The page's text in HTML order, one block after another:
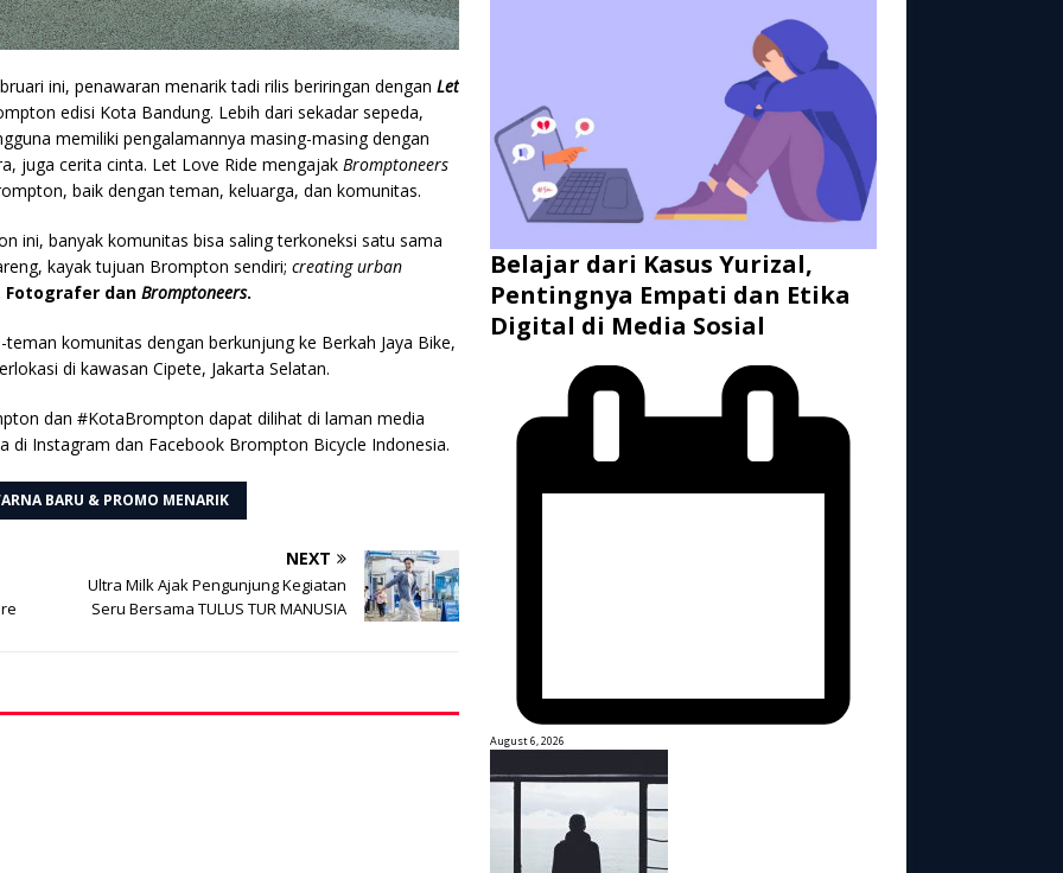
ini, penawaran menarik tadi rilis beriringan dengan Let
edisi Kota Bandung. Lebih dari sekadar sepeda,
memiliki pengalamannya masing-masing dengan
juga cerita cinta. Let Love Ride mengajak Bromptoneers
baik dengan teman, keluarga, dan komunitas.
ini, banyak komunitas bisa saling terkoneksi satu sama
kayak tujuan Brompton sendiri; creating urban
Fotografer dan Bromptoneers.
komunitas dengan berkunjung ke Berkah Jaya Bike,
di kawasan Cipete, Jakarta Selatan.
dan #KotaBrompton dapat dilihat di laman media
di Instagram dan Facebook Brompton Bicycle Indonesia.
BARU & PROMO MENARIK
NEXT
Ultra Milk Ajak Pengunjung Kegiatan
Seru Bersama TULUS TUR MANUSIA
Belajar dari Kasus Yurizal,
Pentingnya Empati dan Etika
Digital di Media Sosial
August 6, 2026